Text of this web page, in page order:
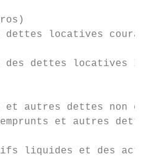
dettes locatives
dettes locatives IFRS
et autres
et autres dettes
liquides et des